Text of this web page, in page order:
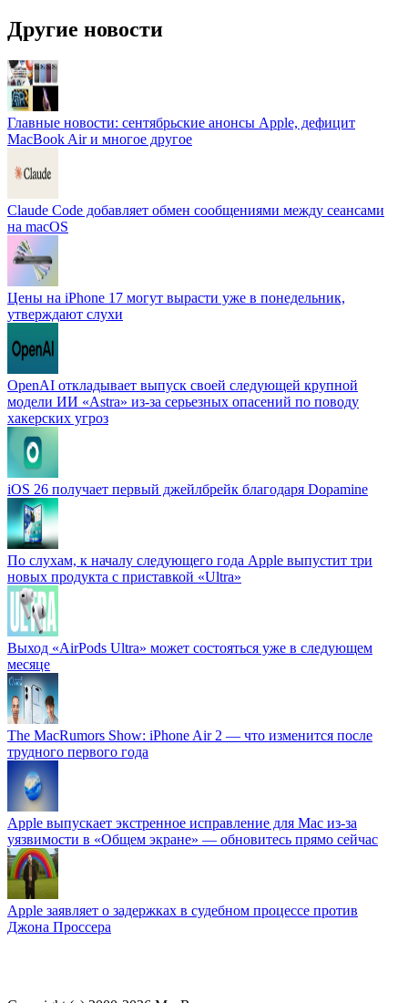
Другие новости
Главные новости: сентябрьские анонсы Apple, дефицит
MacBook Air и многое другое
Claude Code добавляет обмен сообщениями между сеансами
на macOS
Цены на iPhone 17 могут вырасти уже в понедельник,
утверждают слухи
OpenAI откладывает выпуск своей следующей крупной
модели ИИ «Astra» из-за серьезных опасений по поводу
хакерских угроз
iOS 26 получает первый джейлбрейк благодаря Dopamine
По слухам, к началу следующего года Apple выпустит три
новых продукта с приставкой «Ultra»
Выход «AirPods Ultra» может состояться уже в следующем
месяце
The MacRumors Show: iPhone Air 2 — что изменится после
трудного первого года
Apple выпускает экстренное исправление для Mac из-за
уязвимости в «Общем экране» — обновитесь прямо сейчас
Apple заявляет о задержках в судебном процессе против
Джона Проссера